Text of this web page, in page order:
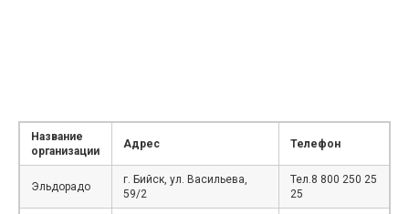
Название
организации
Адрес Телефон
Эльдорадо
г. Бийск, ул. Васильева,
59/2
Тел.8 800 250 25
25